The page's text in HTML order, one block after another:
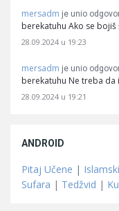
mersadm je unio
berekatuhu Ako se
28.09.2024 u 19:23
mersadm je unio
berekatuhu Ne treba
28.09.2024 u 19:21
ANDROID
Pitaj Učene |
Sufara | Tedžvid |